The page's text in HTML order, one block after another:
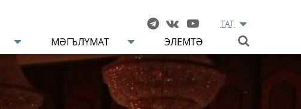
TAT
МӘГЪЛҮМАТ ЭЛЕМТӘ